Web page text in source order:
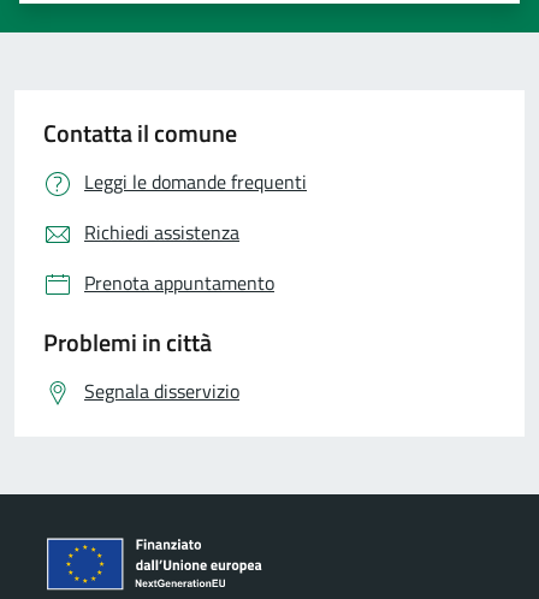
Contatta il comune
Leggi le domande frequenti
Richiedi assistenza
Prenota appuntamento
Problemi in città
Segnala disservizio